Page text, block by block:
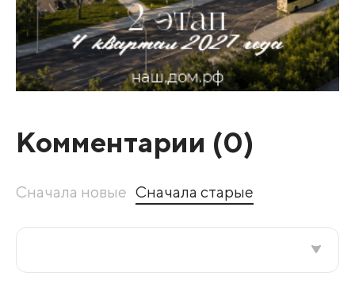
Комментарии (0)
Сначала новые Сначала старые